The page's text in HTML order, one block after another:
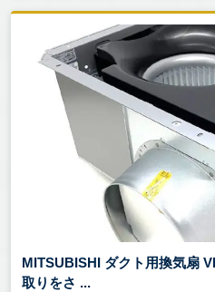
MITSUBISHI ダクト用換気扇
取りをさ ...